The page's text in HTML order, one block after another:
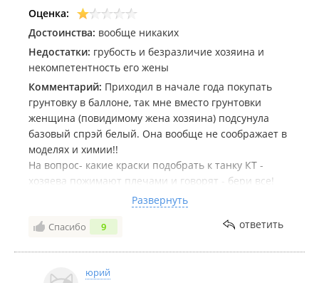
Оценка:
Достоинства: вообще никаких
Недостатки: грубость и безразличие хозяина и
некомпетентность его жены
Комментарий: Приходил в начале года покупать
грунтовку в баллоне, так мне вместо грунтовки
женщина (повидимому жена хозяина) подсунула
базовый спрэй белый. Она вообще не соображает в
моделях и химии!!
На вопрос- какие краски подобрать к танку КТ -
хозяева пожимают плечами и говорят - бери все!
Абсолютная неграмотность в плане посоветовать и
подсказать. Много товара, но на тебя смотрят, как
на нежелательного гостя. Спросил как приварить
в *** брать, там хоть дружелюбно относятся к
Развернуть
Спасибо 9 ответить
юрий